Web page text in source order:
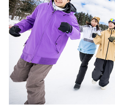
商品保証
サポートデスク
弊社名義の郵便について
新規会員登録
ログイン